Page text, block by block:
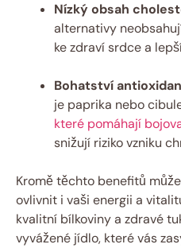
Nízký obsah
alternativy
ke zdraví srdce a
Bohatství
je paprika nebo
které pomáhají
snižují riziko vzniku
Kromě těchto benefitů
ovlivnit i vaši energii a
kvalitní bílkoviny a zdravé
vyvážené jídlo, které vás